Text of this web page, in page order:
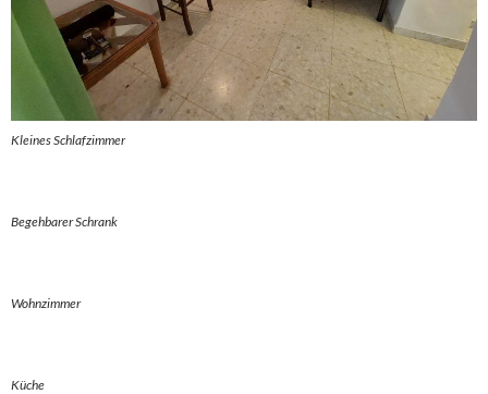
Kleines Schlafzimmer
Begehbarer Schrank
Wohnzimmer
Küche